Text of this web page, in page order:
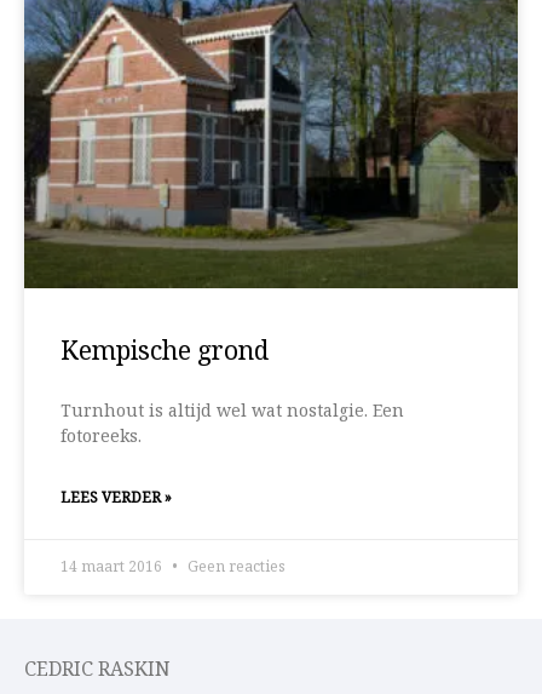
Kempische grond
Turnhout is altijd wel wat nostalgie. Een
fotoreeks.
LEES VERDER »
14 maart 2016 Geen reacties
CEDRIC RASKIN